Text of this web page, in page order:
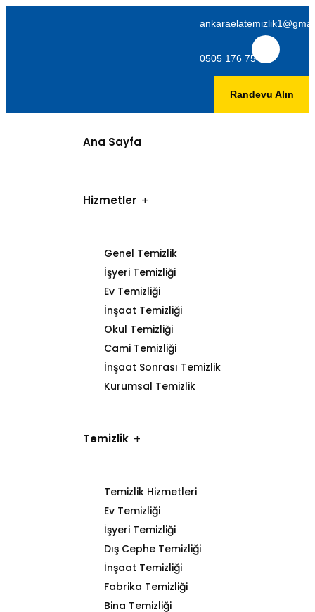
0505 176 75 06
Randevu Alın
Ana Sayfa
Hizmetler
Genel Temizlik
İşyeri Temizliği
Ev Temizliği
İnşaat Temizliği
Okul Temizliği
Cami Temizliği
İnşaat Sonrası Temizlik
Kurumsal Temizlik
Temizlik
Temizlik Hizmetleri
Ev Temizliği
İşyeri Temizliği
Dış Cephe Temizliği
İnşaat Temizliği
Fabrika Temizliği
Bina Temizliği